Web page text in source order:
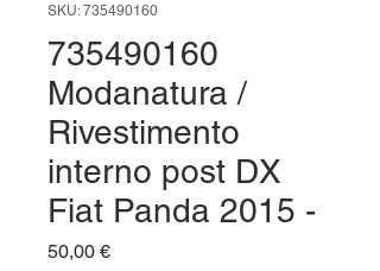
SKU: 735490160
735490160
Modanatura /
Rivestimento
interno post DX
Fiat Panda 2015 -
50,00 €Prezzo